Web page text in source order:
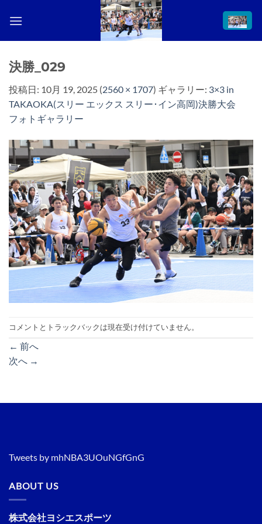
決勝_029
投稿日: 10月 19, 2025 (2560 × 1707) ギャラリー: 3×3 in
TAKAOKA(スリー エックス スリー･イン高岡)決勝大会
フォトギャラリー
コメントとトラックバックは現在受け付けていません。
← 前へ
次へ →
Tweets by mhNBA3UOuNGfGnG
ABOUT US
株式会社ヨシエスポーツ